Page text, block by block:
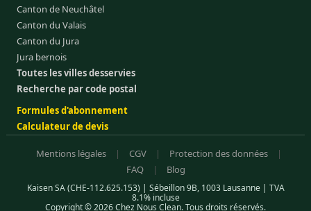
Canton de Neuchâtel
Canton du Valais
Canton du Jura
Jura bernois
Toutes les villes desservies
Recherche par code postal
Formules d'abonnement
Calculateur de devis
Mentions légales | CGV | Protection des données
|
FAQ
| Blog
Kaisen SA (CHE-112.625.153) | Sébeillon 9B, 1003 Lausanne | TVA
8.1% incluse
Copyright © 2026 Chez Nous Clean. Tous droits réservés.